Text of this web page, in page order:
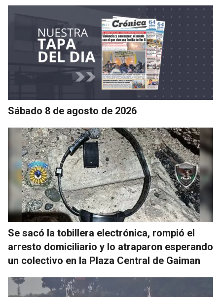
Sábado 8 de agosto de 2026
Se sacó la tobillera electrónica, rompió el
arresto domiciliario y lo atraparon esperando
un colectivo en la Plaza Central de Gaiman